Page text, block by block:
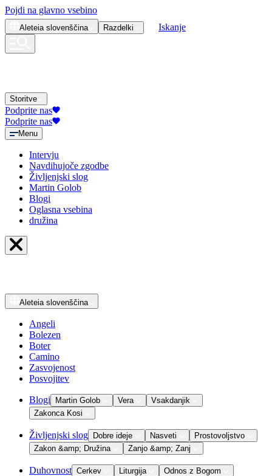
Pojdi na glavno vsebino
Aleteia slovenščina Razdelki Iskanje
Storitve
Podprite nas
Podprite nas
Menu
Intervju
Navdihujoče zgodbe
Življenjski slog
Martin Golob
Blogi
Oglasna vsebina
družina
Aleteia slovenščina
Angeli
Bolezen
Boter
Camino
Zasvojenost
Posvojitev
Blogi Martin Golob Vera
Vsakdanjik
Zakonca Kosi
Življenjski slog Dobre ideje Nasveti
Prostovoljstvo
Zakon &amp; Družina
Zanjo &amp; Zanj
Duhovnost Cerkev Liturgija
Odnos z Bogom